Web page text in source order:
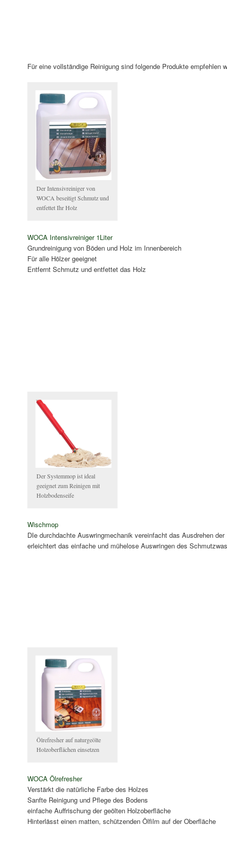
Für eine vollständige Reinigung sind folgende Produkte empfehlen
Der Intensivreiniger von
WOCA beseitigt Schmutz und
entfettet Ihr Holz
WOCA Intensivreiniger 1Liter
Grundreinigung von Böden und Holz im Innenbereich
Für alle Hölzer geeignet
Entfernt Schmutz und entfettet das Holz
Der Systemmop ist ideal
geeignet zum Reinigen mit
Holzbodenseife
Wischmop
DIe durchdachte Auswringmechanik vereinfacht das Ausdrehen
erleichtert das einfache und mühelose Auswringen des
Ölrefresher auf naturgeölte
Holzoberflächen einsetzen
WOCA Ölrefresher
Verstärkt die natürliche Farbe des Holzes
Sanfte Reinigung und Pflege des Bodens
einfache Auffrischung der geölten Holzoberfläche
Hinterlässt einen matten, schützenden Ölfilm auf der Oberfläche